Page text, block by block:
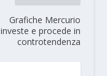
Grafiche Mercurio
investe e procede in
controtendenza